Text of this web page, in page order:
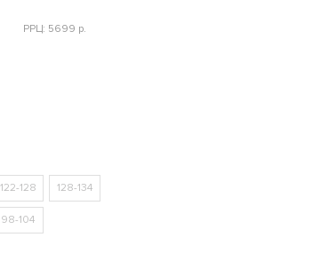
РРЦ: 5699 р.
122-128 128-134
98-104